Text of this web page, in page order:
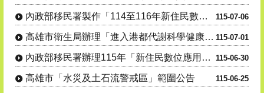
115-07-06
內政部移民署製作「114至116年新住民數位應用培力計畫」宣導影片
115-07-01
高雄市衛生局辦理「進入港都代謝科學健康研究所」線上有獎徵答活動。
115-06-30
內政部移民署辦理115年「新住民數位應用培力計畫」
115-06-25
高雄市「水災及土石流警戒區」範圍公告